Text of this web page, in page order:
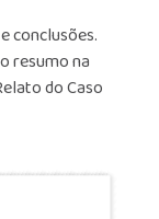
conclusões.
resumo na
do Caso